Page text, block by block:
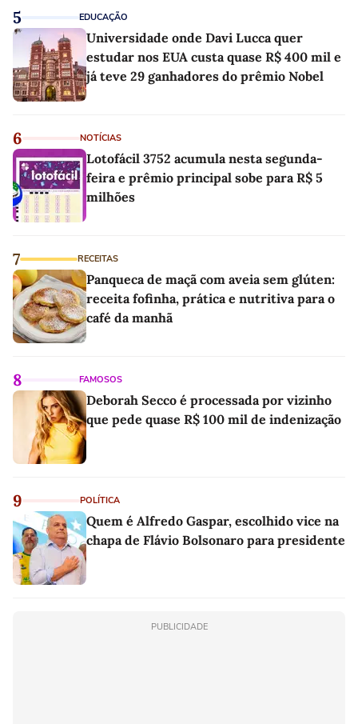
5 EDUCAÇÃO
Universidade onde Davi Lucca quer
estudar nos EUA custa quase R$ 400 mil e
já teve 29 ganhadores do prêmio Nobel
6 NOTÍCIAS
Lotofácil 3752 acumula nesta segunda-
feira e prêmio principal sobe para R$ 5
milhões
7 RECEITAS
Panqueca de maçã com aveia sem glúten:
receita fofinha, prática e nutritiva para o
café da manhã
8 FAMOSOS
Deborah Secco é processada por vizinho
que pede quase R$ 100 mil de indenização
9 POLÍTICA
Quem é Alfredo Gaspar, escolhido vice na
chapa de Flávio Bolsonaro para presidente
PUBLICIDADE